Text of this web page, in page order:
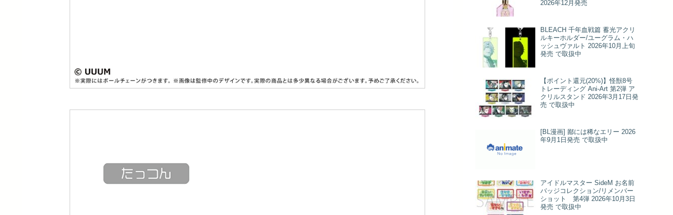
2026年12月発売
BLEACH 千年血戦篇 蓄光アクリ
ルキーホルダー/ユーグラム・ハ
ッシュヴァルト 2026年10月上旬
発売 で取扱中
【ポイント還元(20%)】怪獣8号
トレーディング Ani-Art 第2弾 ア
クリルスタンド 2026年3月17日発
売 で取扱中
[BL漫画] 鄙には稀なエリー 2026
年9月1日発売 で取扱中
アイドルマスター SideM お名前
バッジコレクション/リメンバー
ショット 第4弾 2026年10月3日
発売 で取扱中